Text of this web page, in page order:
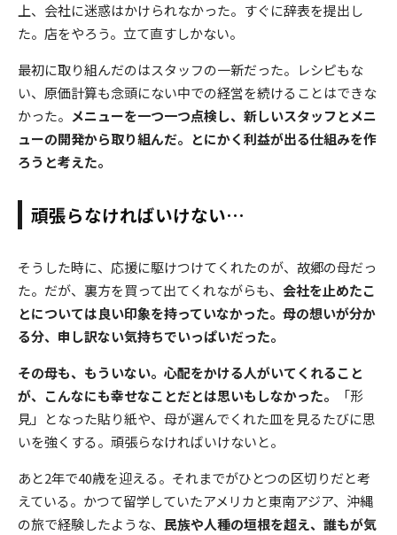
上、会社に迷惑はかけられなかった。すぐに辞表を提出し
た。店をやろう。立て直すしかない。
最初に取り組んだのはスタッフの一新だった。レシピもな
い、原価計算も念頭にない中での経営を続けることはできな
かった。 メニューを一つ一つ点検し、新しいスタッフとメニ
ューの開発から取り組んだ。とにかく利益が出る仕組みを作
ろうと考えた。
頑張らなければいけない…
そうした時に、応援に駆けつけてくれたのが、故郷の母だっ
た。だが、裏方を買って出てくれながらも、 会社を止めたこ
とについては良い印象を持っていなかった。母の想いが分か
る分、申し訳ない気持ちでいっぱいだった。
その母も、もういない。心配をかける人がいてくれること
が、こんなにも幸せなことだとは思いもしなかった。
「形
見」となった貼り紙や、母が選んでくれた皿を見るたびに思
いを強くする。頑張らなければいけないと。
あと2年で40歳を迎える。それまでがひとつの区切りだと考
えている。かつて留学していたアメリカと東南アジア、沖縄
の旅で経験したような、 民族や人種の垣根を超え、誰もが気